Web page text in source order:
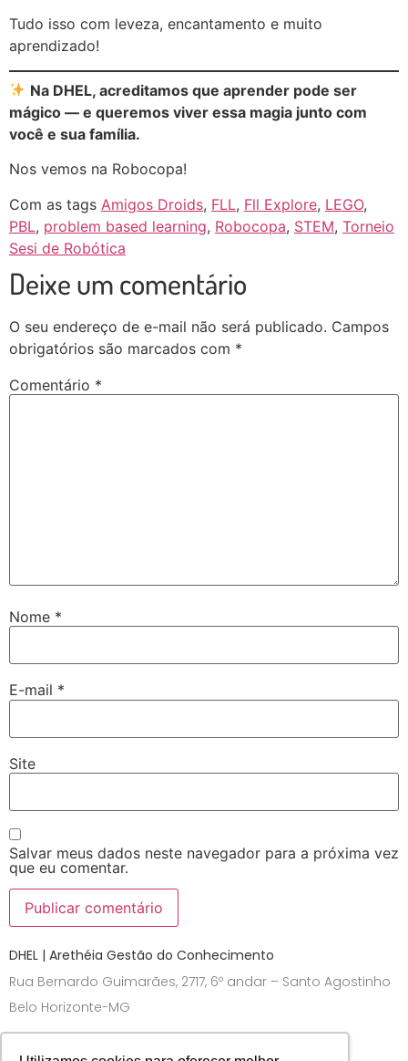
Tudo isso com leveza, encantamento e muito
aprendizado!
Na DHEL, acreditamos que aprender pode ser
mágico — e queremos viver essa magia junto com
você e sua família.
Nos vemos na Robocopa!
Com as tags Amigos Droids, FLL, Fll Explore, LEGO,
PBL, problem based learning, Robocopa, STEM, Torneio
Sesi de Robótica
Deixe um comentário
O seu endereço de e-mail não será publicado. Campos
obrigatórios são marcados com *
Comentário *
Nome *
E-mail *
Site
Salvar meus dados neste navegador para a próxima vez
que eu comentar.
DHEL | Arethéia Gestão do Conhecimento
Rua Bernardo Guimarães, 2717, 6º andar – Santo Agostinho
Belo Horizonte-MG